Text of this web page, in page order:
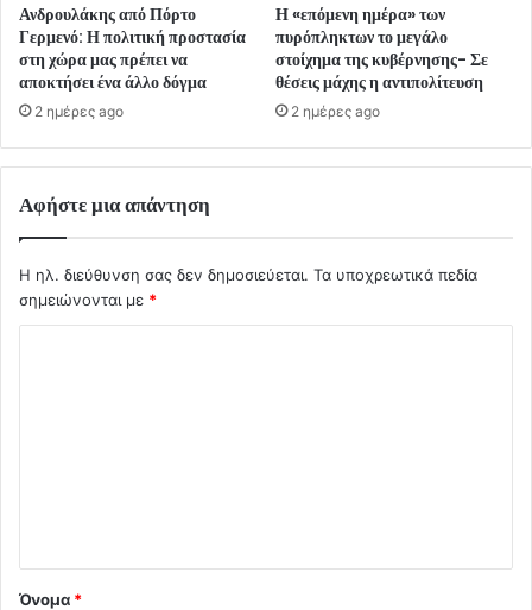
Ανδρουλάκης από Πόρτο
Γερμενό: Η πολιτική προστασία
στη χώρα μας πρέπει να
αποκτήσει ένα άλλο δόγμα
2 ημέρες ago
Η «επόμενη ημέρα» των
πυρόπληκτων το μεγάλο
στοίχημα της κυβέρνησης- Σε
θέσεις μάχης η αντιπολίτευση
2 ημέρες ago
Αφήστε μια απάντηση
Η ηλ. διεύθυνση σας δεν δημοσιεύεται. Τα υποχρεωτικά πεδία
σημειώνονται με *
Όνομα *